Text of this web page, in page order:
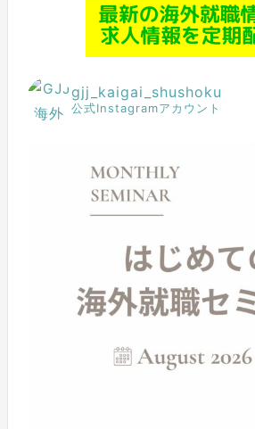
gjj_kaigai_shushoku
公式Instagramアカウント